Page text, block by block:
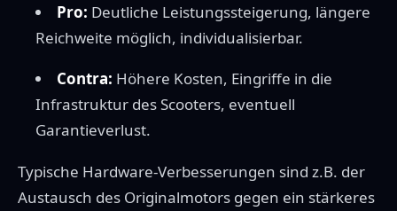
Pro: Deutliche Leistungssteigerung, längere
Reichweite möglich, individualisierbar.
Contra: Höhere Kosten, Eingriffe in die
Infrastruktur des Scooters, eventuell
Garantieverlust.
Typische Hardware-Verbesserungen sind z.B. der
Austausch des Originalmotors gegen ein stärkeres